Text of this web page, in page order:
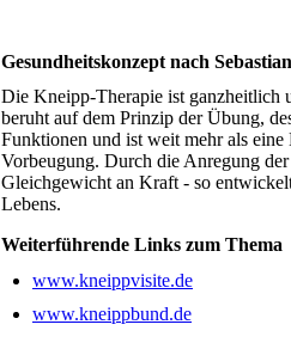
Gesundheitskonzept nach
Die Kneipp-Therapie ist ganzheitlich
beruht auf dem Prinzip der Übung,
Funktionen und ist weit mehr als
Vorbeugung. Durch die Anregung
Gleichgewicht an Kraft - so
Lebens.
Weiterführende Links zum Thema
www.kneippvisite.de
www.kneippbund.de